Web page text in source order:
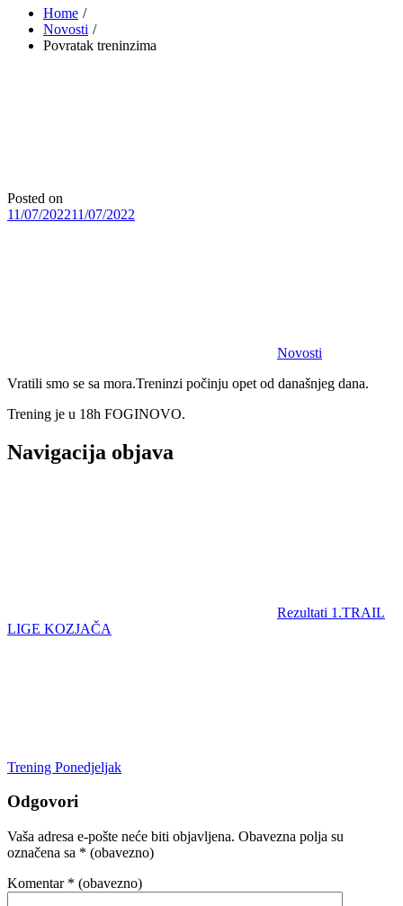
Home
Novosti
Povratak treninzima
Posted on
11/07/202211/07/2022
Novosti
Vratili smo se sa mora.Treninzi počinju opet od današnjeg dana.
Trening je u 18h FOGINOVO.
Navigacija objava
Rezultati 1.TRAIL
LIGE KOZJAČA
Trening Ponedjeljak
Odgovori
Vaša adresa e-pošte neće biti objavljena. Obavezna polja su
označena sa * (obavezno)
Komentar * (obavezno)